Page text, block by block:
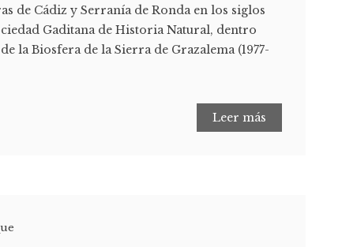
de Cádiz y Serranía de Ronda en los siglos
Gaditana de Historia Natural, dentro
la Biosfera de la Sierra de Grazalema (1977-
Leer más